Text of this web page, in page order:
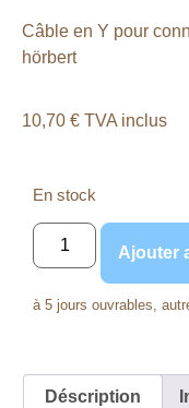
Câble en Y pour
hörbert
10,70 € TVA inclus
En stock
Ajouter
à 5 jours ouvrables,
Déscription